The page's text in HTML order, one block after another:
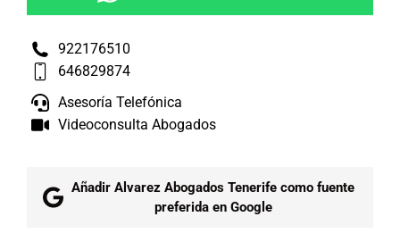
922176510
646829874
Asesoría Telefónica
Videoconsulta Abogados
Añadir Alvarez Abogados Tenerife como fuente
preferida en Google